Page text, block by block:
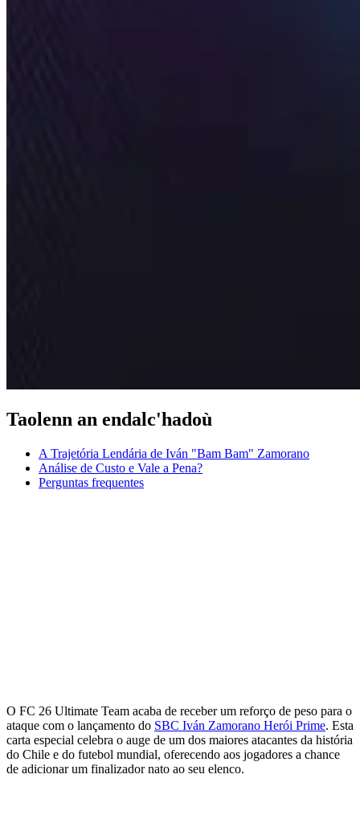
Taolenn an endalc'hadoù
A Trajetória Lendária de Iván "Bam Bam" Zamorano
Análise de Custo e Vale a Pena?
Perguntas frequentes
O FC 26 Ultimate Team acaba de receber um reforço de peso para o
ataque com o lançamento do SBC Iván Zamorano Herói Prime. Esta
carta especial celebra o auge de um dos maiores atacantes da história
do Chile e do futebol mundial, oferecendo aos jogadores a chance
de adicionar um finalizador nato ao seu elenco.